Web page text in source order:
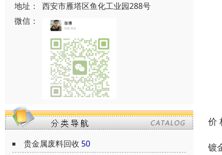
地址：
西安市雁塔区鱼化工业园288号
微信：
贵金属废料回收 50
价
镀